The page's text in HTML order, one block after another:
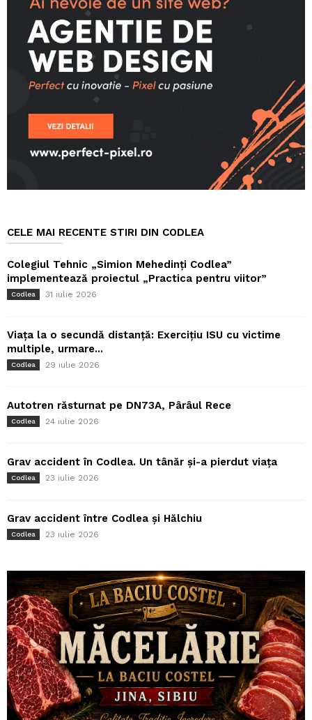
CELE MAI RECENTE STIRI DIN CODLEA
Colegiul Tehnic „Simion Mehedinți Codlea”
implementează proiectul „Practica pentru viitor”
Codlea 31 iulie 2026
Viața la o secundă distanță: Exercițiu ISU cu victime
multiple, urmare...
Codlea 29 iulie 2026
Autotren răsturnat pe DN73A, Pârâul Rece
Codlea 24 iulie 2026
Grav accident în Codlea. Un tânăr și-a pierdut viața
Codlea 23 iulie 2026
Grav accident între Codlea și Hălchiu
Codlea 23 iulie 2026